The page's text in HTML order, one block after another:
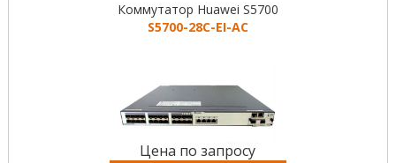
Коммутатор Huawei S5700
S5700-28C-EI-AC
Цена по запросу